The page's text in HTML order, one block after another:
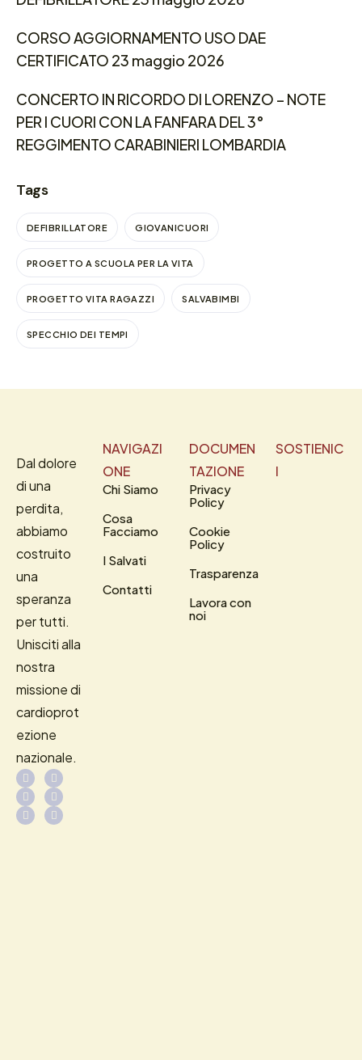
CORSO AGGIORNAMENTO USO DAE
CERTIFICATO 23 maggio 2026
CONCERTO IN RICORDO DI LORENZO – NOTE
PER I CUORI CON LA FANFARA DEL 3°
REGGIMENTO CARABINIERI LOMBARDIA
Tags
DEFIBRILLATORE GIOVANICUORI
PROGETTO A SCUOLA PER LA VITA
PROGETTO VITA RAGAZZI SALVABIMBI
SPECCHIO DEI TEMPI
Dal dolore
di una
perdita,
abbiamo
costruito
una
speranza
per tutti.
Unisciti alla
nostra
missione di
cardioprot
ezione
nazionale.
NAVIGAZI
ONE
Chi Siamo
Cosa
Facciamo
I Salvati
Contatti
DOCUMEN
TAZIONE
Privacy
Policy
Cookie
Policy
Trasparenza
Lavora con
noi
SOSTIENIC
I